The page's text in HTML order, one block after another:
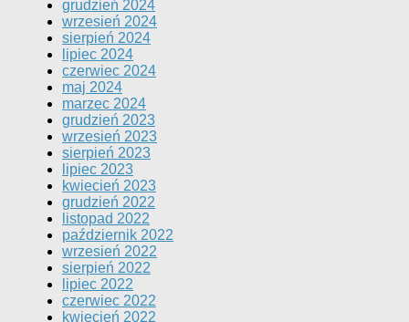
grudzień 2024
wrzesień 2024
sierpień 2024
lipiec 2024
czerwiec 2024
maj 2024
marzec 2024
grudzień 2023
wrzesień 2023
sierpień 2023
lipiec 2023
kwiecień 2023
grudzień 2022
listopad 2022
październik 2022
wrzesień 2022
sierpień 2022
lipiec 2022
czerwiec 2022
kwiecień 2022